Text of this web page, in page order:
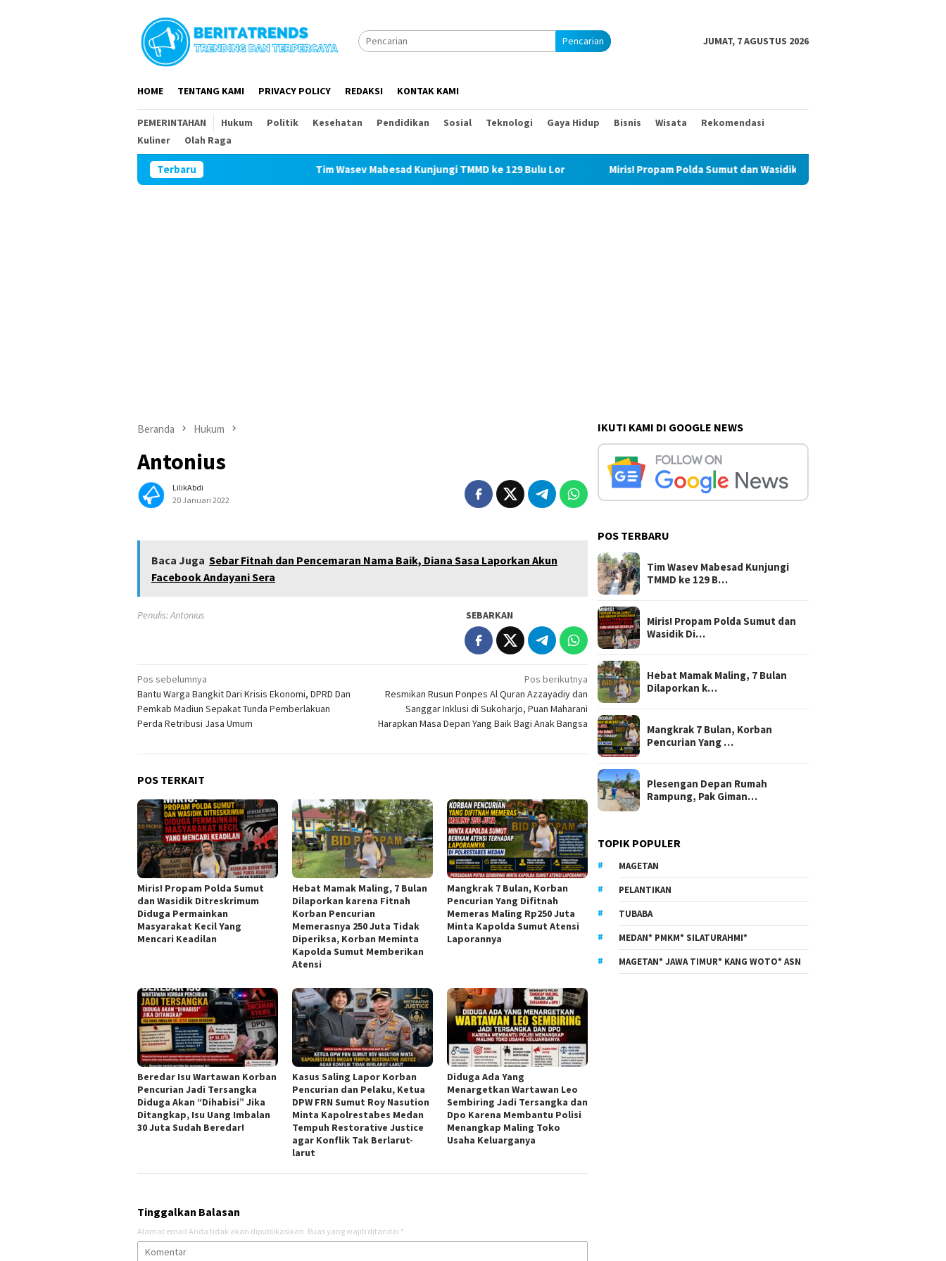
Pencarian JUMAT, 7 AGUSTUS 2026
HOME TENTANG KAMI PRIVACY POLICY REDAKSI KONTAK KAMI
PEMERINTAHAN Hukum Politik Kesehatan Pendidikan Sosial Teknologi Gaya Hidup Bisnis Wisata
Rekomendasi
Kuliner
Olah Raga
Terbaru Tim Wasev Mabesad Kunjungi TMMD ke 129 Bulu Lor Miris! Propam Polda Sumut dan Wasidik Ditreskrimum Diduga Permainkan
Beranda Hukum
Antonius
LilikAbdi
20 Januari 2022
Baca Juga Sebar Fitnah dan Pencemaran Nama Baik, Diana Sasa Laporkan Akun
Facebook Andayani Sera
Penulis: Antonius SEBARKAN
Navigasi
pos
Pos sebelumnya
Bantu Warga Bangkit Dari Krisis Ekonomi, DPRD Dan
Pemkab Madiun Sepakat Tunda Pemberlakuan
Perda Retribusi Jasa Umum
Pos berikutnya
Resmikan Rusun Ponpes Al Quran Azzayadiy dan
Sanggar Inklusi di Sukoharjo, Puan Maharani
Harapkan Masa Depan Yang Baik Bagi Anak Bangsa
POS TERKAIT
Miris! Propam Polda Sumut
dan Wasidik Ditreskrimum
Diduga Permainkan
Masyarakat Kecil Yang
Mencari Keadilan
Hebat Mamak Maling, 7 Bulan
Dilaporkan karena Fitnah
Korban Pencurian
Memerasnya 250 Juta Tidak
Diperiksa, Korban Meminta
Kapolda Sumut Memberikan
Atensi
Mangkrak 7 Bulan, Korban
Pencurian Yang Difitnah
Memeras Maling Rp250 Juta
Minta Kapolda Sumut Atensi
Laporannya
Beredar Isu Wartawan Korban
Pencurian Jadi Tersangka
Diduga Akan “Dihabisi” Jika
Ditangkap, Isu Uang Imbalan
30 Juta Sudah Beredar!
Kasus Saling Lapor Korban
Pencurian dan Pelaku, Ketua
DPW FRN Sumut Roy Nasution
Minta Kapolrestabes Medan
Tempuh Restorative Justice
agar Konflik Tak Berlarut-
larut
Diduga Ada Yang
Menargetkan Wartawan Leo
Sembiring Jadi Tersangka dan
Dpo Karena Membantu Polisi
Menangkap Maling Toko
Usaha Keluarganya
Tinggalkan Balasan
Alamat email Anda tidak akan dipublikasikan. Ruas yang wajib ditandai *
IKUTI KAMI DI GOOGLE NEWS
POS TERBARU
Tim Wasev Mabesad Kunjungi
TMMD ke 129 B…
Miris! Propam Polda Sumut dan
Wasidik Di…
Hebat Mamak Maling, 7 Bulan
Dilaporkan k…
Mangkrak 7 Bulan, Korban
Pencurian Yang …
Plesengan Depan Rumah
Rampung, Pak Giman…
TOPIK POPULER
MAGETAN
PELANTIKAN
TUBABA
MEDAN* PMKM* SILATURAHMI*
MAGETAN* JAWA TIMUR* KANG WOTO* ASN